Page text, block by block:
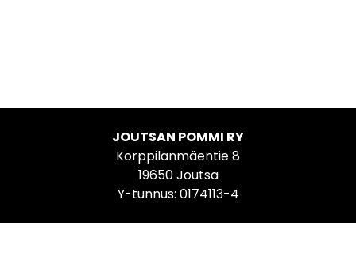
JOUTSAN POMMI RY
Korppilanmäentie 8
19650 Joutsa
Y-tunnus: 0174113-4